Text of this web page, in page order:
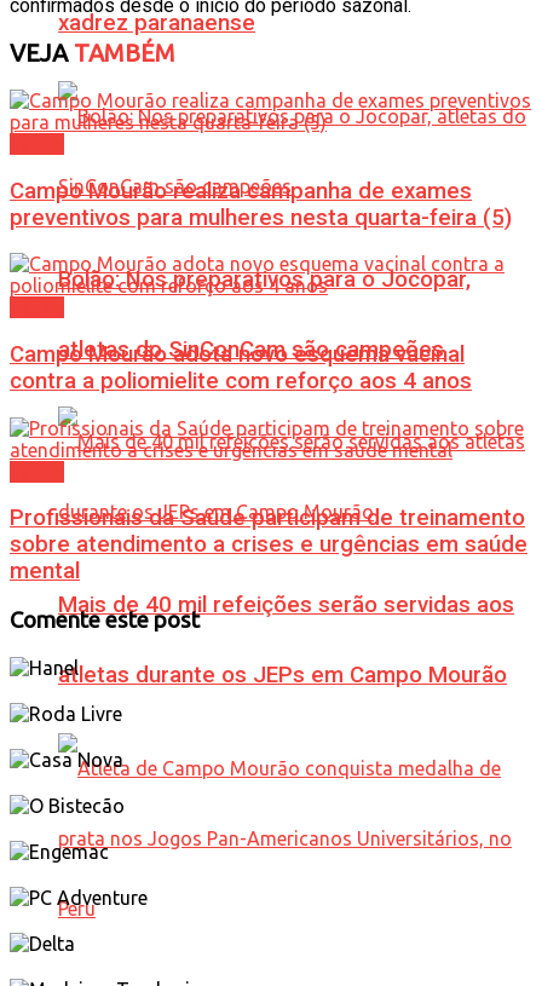
xadrez paranaense
Bolão: Nos preparativos para o Jocopar,
atletas do SinConCam são campeões
Mais de 40 mil refeições serão servidas aos
atletas durante os JEPs em Campo Mourão
confirmados desde o início do período sazonal.
VEJATAMBÉM
Campo Mourão realiza campanha de exames
preventivos para mulheres nesta quarta-feira (5)
Campo Mourão adota novo esquema vacinal
contra a poliomielite com reforço aos 4 anos
Profissionais da Saúde participam de treinamento
sobre atendimento a crises e urgências em saúde
mental
Comente este post